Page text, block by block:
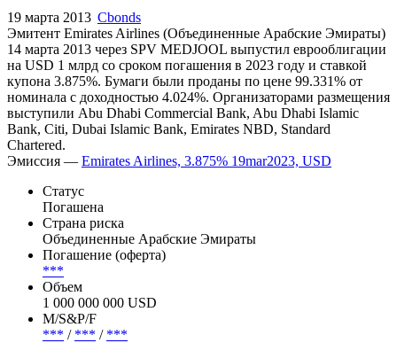
19 марта 2013 Cbonds
Эмитент Emirates Airlines (Объединенные Арабские Эмираты)
14 марта 2013 через SPV MEDJOOL выпустил еврооблигации
на USD 1 млрд со сроком погашения в 2023 году и ставкой
купона 3.875%. Бумаги были проданы по цене 99.331% от
номинала с доходностью 4.024%. Организаторами размещения
выступили Abu Dhabi Commercial Bank, Abu Dhabi Islamic
Bank, Citi, Dubai Islamic Bank, Emirates NBD, Standard
Chartered.
Эмиссия — Emirates Airlines, 3.875% 19mar2023, USD
Статус
Погашена
Страна риска
Объединенные Арабские Эмираты
Погашение (оферта)
***
Объем
1 000 000 000 USD
М/S&P/F
*** / *** / ***